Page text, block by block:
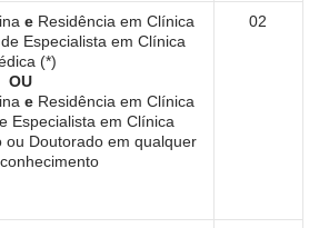
eResidência em Clínica
Especialista em Clínica
(*)
OU
eResidência em Clínica
Especialista em Clínica
Doutorado em qualquer
02